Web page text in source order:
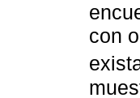
con